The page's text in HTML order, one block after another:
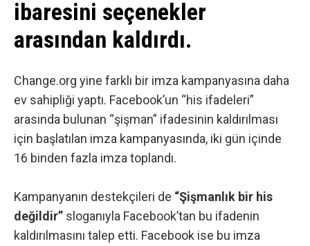
ibaresini seçenekler
arasından kaldırdı.
Change.org yine farklı bir imza kampanyasına daha
ev sahipliği yaptı. Facebook’un “his ifadeleri”
arasında bulunan “şişman” ifadesinin kaldırılması
için başlatılan imza kampanyasında, iki gün içinde
16 binden fazla imza toplandı.
Kampanyanın destekçileri de “Şişmanlık bir his
değildir” sloganıyla Facebook’tan bu ifadenin
kaldırılmasını talep etti. Facebook ise bu imza